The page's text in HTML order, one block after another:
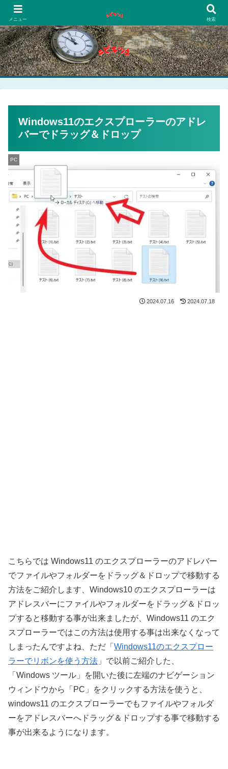
Windows11のエクスプローラーのアドレ
バーでドラッグ＆ドロップ
PC
2024.07.16 2024.07.18
こちらでは Windows11 のエクスプローラーのアドレバー
でファイルやフォルダーをドラッグ＆ドロップで移動する
方法をご紹介します、Windows10 のエクスプローラーは
アドレスバーにファイルやフォルダーをドラッグ＆ドロッ
プすると移動する事が出来ましたが、Windows11 のエク
スプローラーではこの方法は使用する事は出来なくなって
しまったんですよね、ただ「 Windows11のエクスプロー
ラーでリボンを使う方法 」で以前ご紹介した、
「Windows ツール」を開いた後に左端のナビゲーション
ウィンドウから「PC」をクリックする方法を使うと、
windows11 のエクスプローラーでもファイルやフォルダ
ーをアドレスバーへドラッグ＆ドロップする事で移動する
事が出来るようになります。
メニュー 検索